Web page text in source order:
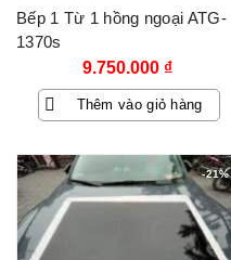
Bếp 1 Từ 1 hồng ngoại ATG-
1370s
9.750.000 ₫
Thêm vào giỏ hàng
-21%